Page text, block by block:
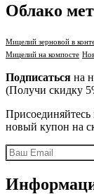
Облако
Мицелий зерновой в
Мицелий на компосте
Подписаться на
(Получи скидку
Присоединяйтесь
новый купон на